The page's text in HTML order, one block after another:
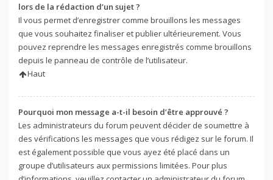
lors de la rédaction d’un sujet ?
Il vous permet d’enregistrer comme brouillons les messages
que vous souhaitez finaliser et publier ultérieurement. Vous
pouvez reprendre les messages enregistrés comme brouillons
depuis le panneau de contrôle de l’utilisateur.
Haut
Pourquoi mon message a-t-il besoin d’être approuvé ?
Les administrateurs du forum peuvent décider de soumettre à
des vérifications les messages que vous rédigez sur le forum. Il
est également possible que vous ayez été placé dans un
groupe d’utilisateurs aux permissions limitées. Pour plus